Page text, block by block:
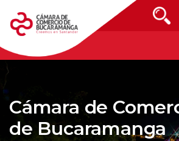
Cámara de
de Bucaramanga